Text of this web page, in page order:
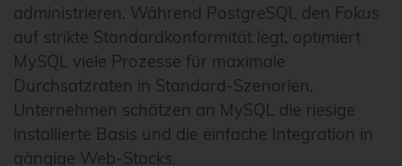
administrieren. Während PostgreSQL den Fokus
auf strikte Standardkonformität legt, optimiert
MySQL viele Prozesse für maximale
Durchsatzraten in Standard-Szenarien.
Unternehmen schätzen an MySQL die riesige
installierte Basis und die einfache Integration in
gängige Web-Stacks.